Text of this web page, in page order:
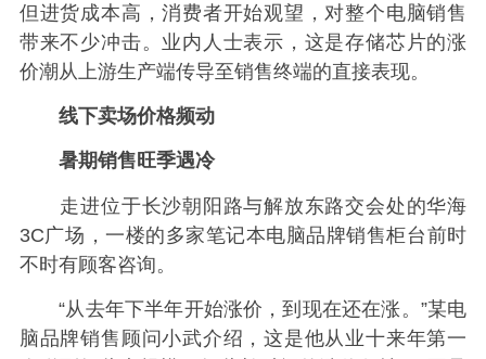
但进货成本高，消费者开始观望，对整个电脑销售
带来不少冲击。业内人士表示，这是存储芯片的涨
价潮从上游生产端传导至销售终端的直接表现。
线下卖场价格频动
暑期销售旺季遇冷
走进位于长沙朝阳路与解放东路交会处的华海
3C广场，一楼的多家笔记本电脑品牌销售柜台前时
不时有顾客咨询。
“从去年下半年开始涨价，到现在还在涨。”某电
脑品牌销售顾问小武介绍，这是他从业十来年第一